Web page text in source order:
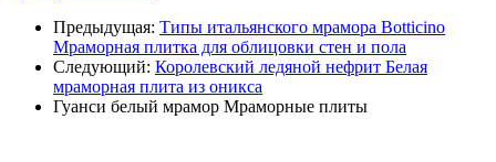
Предыдущая: Типы итальянского мрамора Botticino
Мраморная плитка для облицовки стен и пола
Следующий: Королевский ледяной нефрит Белая
мраморная плита из оникса
Гуанси белый мрамор Мраморные плиты